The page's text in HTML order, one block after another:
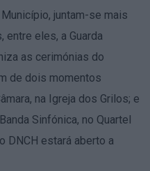
juntam-se mais
entre eles, a Guarda
as cerimónias do
de dois momentos
na Igreja dos Grilos; e
Sinfónica, no Quartel
DNCH estará aberto a